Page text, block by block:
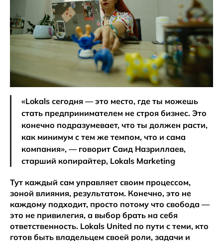
«Lokals сегодня — это место, где ты можешь
стать предпринимателем не строя бизнес. Это
конечно подразумевает, что ты должен расти,
как минимум с тем же темпом, что и сама
компания», — говорит Саид Назриллаев,
старший копирайтер, Lokals Marketing
Тут каждый сам управляет своим процессом,
зоной влияния, результатом. Конечно, это не
каждому подходит, просто потому что свобода —
это не привилегия, а выбор брать на себя
ответственность. Lokals United по пути с теми, кто
готов быть владельцем своей роли, задачи и